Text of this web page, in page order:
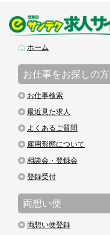
ホーム
お仕事をお探しの方
お仕事検索
最近見た求人
よくあるご質問
雇用形態について
相談会・登録会
登録受付
両想い便
両想い便登録